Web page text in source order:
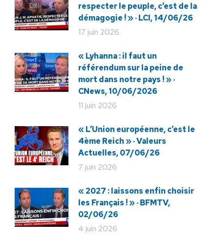
respecter le peuple, c’est de la
démagogie ! » · LCI, 14/06/26
17 juin 2026
« Lyhanna : il faut un
référendum sur la peine de
mort dans notre pays ! » ·
CNews, 10/06/2026
11 juin 2026
« L’Union européenne, c’est le
4ème Reich » · Valeurs
Actuelles, 07/06/26
7 juin 2026
« 2027 : laissons enfin choisir
les Français ! » · BFMTV,
02/06/26
4 juin 2026